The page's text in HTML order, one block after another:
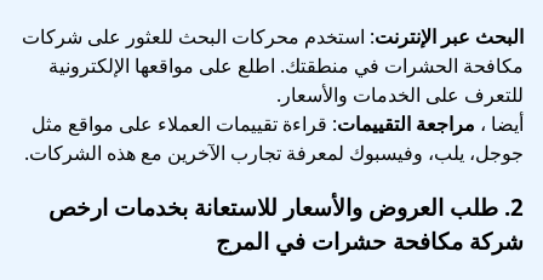
البحث عبر الإنترنت: استخدم محركات البحث للعثور على شركات
مكافحة الحشرات في منطقتك. اطلع على مواقعها الإلكترونية
للتعرف على الخدمات والأسعار.
أيضا ، مراجعة التقييمات: قراءة تقييمات العملاء على مواقع مثل
جوجل، يلب، وفيسبوك لمعرفة تجارب الآخرين مع هذه الشركات.
2. طلب العروض والأسعار للاستعانة بخدمات ارخص
شركة مكافحة حشرات في المرج